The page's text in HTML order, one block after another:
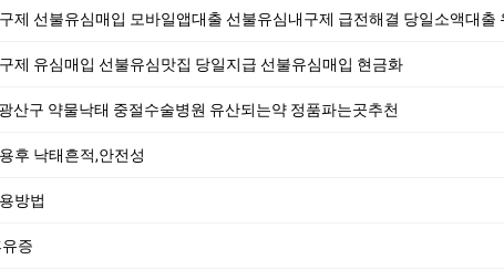
심매입 모바일앱대출 선불유심내구제 급전해결 당일소액대출 유심내구제 카드깡 선불유
제 유심매입 선불유심맛집 당일지급 선불유심매입 현금화
산구 약물낙태 중절수술병원 유산되는약 정품파는곳추천
후 낙태흔적,안전성
방법
증